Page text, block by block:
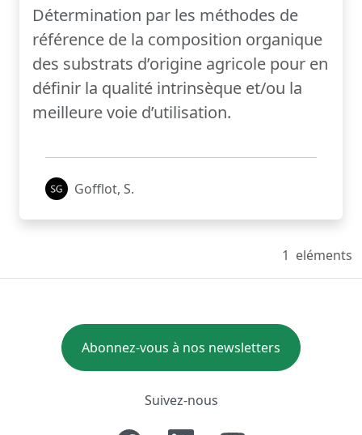
Détermination par les méthodes de
référence de la composition organique
des substrats d’origine agricole pour en
définir la qualité intrinsèque et/ou la
meilleure voie d’utilisation.
Gofflot, S.
1 eléments
Abonnez-vous à nos newsletters
Suivez-nous